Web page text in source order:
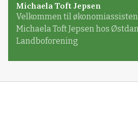
Michaela Toft Jepsen
Velkommen til
Michaela Toft Jepsen hos
Landboforening